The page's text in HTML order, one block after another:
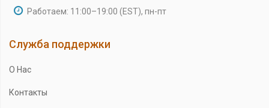
Работаем: 11:00–19:00 (EST), пн-пт
Служба поддержки
О Нас
Контакты